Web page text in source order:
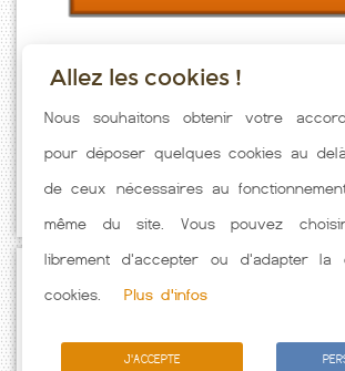
Taux emprunt actualisés (Devay) toutes les
pratiqués par nos partenaires bancaires.
assurance. Taux crédit immobilier
caractéristiques de l'emprunteur.
Allez les cookies !
Nous souhaitons obtenir votre
pour déposer quelques cookies au delà
de ceux nécessaires au
même du site. Vous pouvez
librement d'accepter ou d'adapter la
cookies.
Plus d'infos
J'ACCEPTE